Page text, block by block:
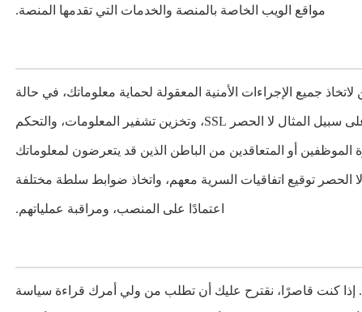
مواقع الويب الخاصة بالمنصة والخدمات التي تقدمها المنصة.
جميع الإجراءات الأمنية المعقولة لحماية معلوماتك، في حالة
تسرب المعلومات أو تلفها أو فقدها، بما في ذلك على سبيل المثال لا الحصر SSL، وتخزين تشفير المعلومات، والتحكم
الموظفين أو المتعاقدين من الباطن الذين قد يتعرضون لمعلوماتك
توقيع اتفاقيات السرية معهم، واتخاذ ضوابط سلطة مختلفة
اعتمادًا على المنصب، ومراقبة عملياتهم.
إذا كنت قاصرًا، نقترح عليك أن تطلب من ولي أمرك قراءة سياسة